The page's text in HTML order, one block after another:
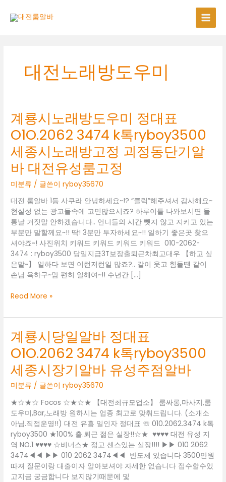
대전노래방도우미
계룡시노래방도우미 정대표
O1O.2062 3474 k톡ryboy3500
세종시노래방고정 괴정동단기알
바 대전유성룸고정
미분류 / 글쓴이ryboy35670
대전 룸알바 1등 사쿠라 안녕하세요~!? “클릭”해주셔서 감사해요~
현실성 없는 광고들속에 고민많으시죠? 하루이틀 나와보시면 들
통날 거짓말 안하겠습니다.. 언니들의 시간 뺏지 않고 지키고 있는
부분만 말할께요~!! 딱! 3분만 투자하세요~!! 일하기 좋은곳 찾으
셔야죠~! 사진위치 키워드 키워드 키워드 키워드 010-2062-
3474 : ryboy3500 당일지급3T보장출퇴근차최고대우 【하고 싶
은말~】 일하다 보면 이런저런일 많죠?.. 같이 웃고 힘들땐 같이
손님 욕하구~맘 편히 일해여~!! 수년간 […]
계
시
래
방
도
우
미
정
대
표
O1O.2062
3474
k
톡
ryboy3500
세
Read More »
계룡시당일알바 정대표
O1O.2062 3474 k톡ryboy3500
세종시장기알바 유성주점알바
미분류 / 글쓴이ryboy35670
★☆★☆ Focos ☆★☆★ 【대전최규모업소】 룸싸롱,마사지,룸
도우미,Bar,노래방 원하시는 업종 최고로 맞춰드립니다. (소개소
아님.직접운영!!) 대전 유흥 일인자 정대표 ☏ 010.2062.3474 k톡
ryboy3500 ★100% 출.퇴근 젊은 실장!!☆★  ♥♥♥♥ 대전 유성 지
역 NO.1 ♥♥♥♥ ☆비너스★ 젊고 센스있는 실장!!!! ▶▶ 010 2062
3474◀◀ ▶▶ 010 2062 3474◀◀  반도체 있습니다 3500만원
따져 질문이랑 대출이자 알아보셔야 자세한 없습니다 접수할수있
고지금 궁금합니다 보지않기때문에 및